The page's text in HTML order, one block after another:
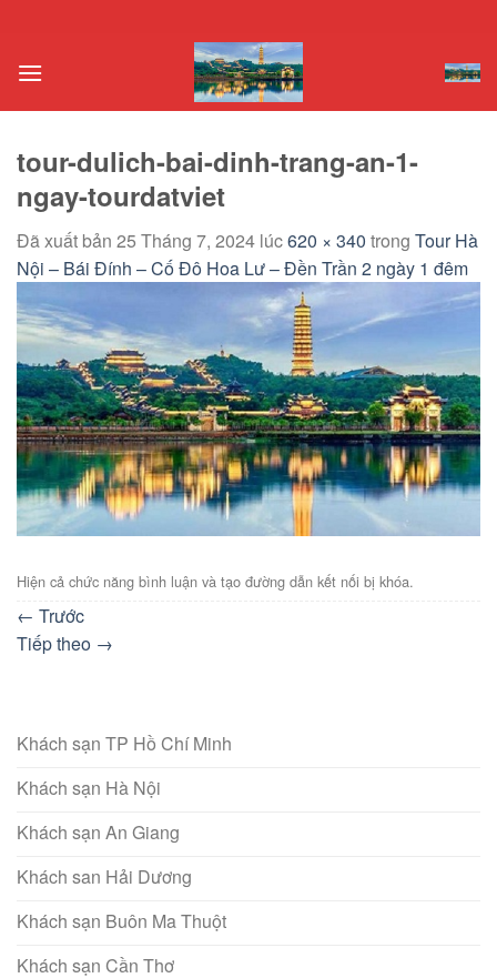
nội
tour-dulich-bai-dinh-trang-an-1-
ngay-tourdatviet
Đã xuất bản 25 Tháng 7, 2024 lúc620 × 340 trong Tour Hà
Nội – Bái Đính – Cố Đô Hoa Lư – Đền Trần 2 ngày 1 đêm
Hiện cả chức năng bình luận và tạo đường dẫn kết nối bị khóa.
← Trước
Tiếp theo →
Khách sạn TP Hồ Chí Minh
Khách sạn Hà Nội
Khách sạn An Giang
Khách san Hải Dương
Khách sạn Buôn Ma Thuột
Khách sạn Cần Thơ